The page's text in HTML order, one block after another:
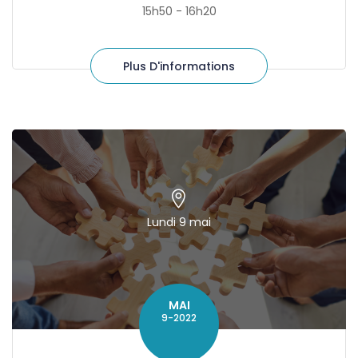
15h50 - 16h20
Plus D'informations
Lundi 9 mai
MAI
9-2022